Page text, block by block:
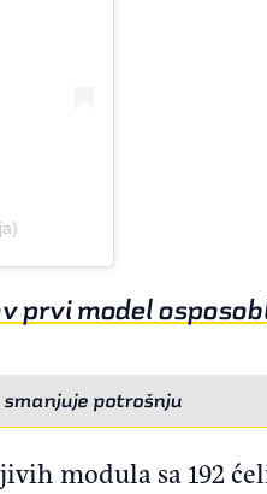
prvi model
potrošnju
modula sa 192